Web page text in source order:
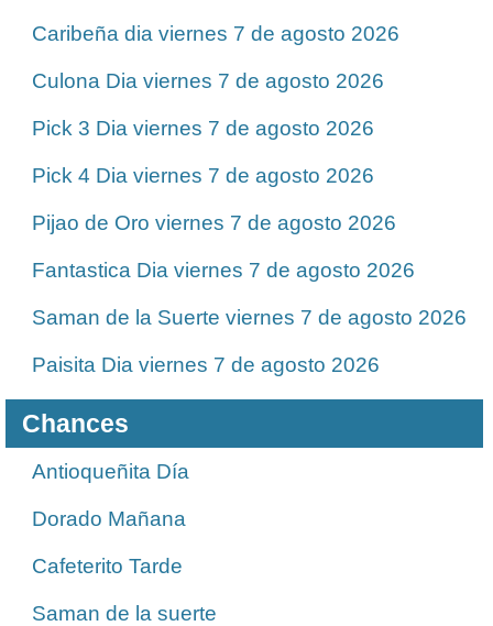
Caribeña dia viernes 7 de agosto 2026
Culona Dia viernes 7 de agosto 2026
Pick 3 Dia viernes 7 de agosto 2026
Pick 4 Dia viernes 7 de agosto 2026
Pijao de Oro viernes 7 de agosto 2026
Fantastica Dia viernes 7 de agosto 2026
Saman de la Suerte viernes 7 de agosto 2026
Paisita Dia viernes 7 de agosto 2026
Chances
Antioqueñita Día
Dorado Mañana
Cafeterito Tarde
Saman de la suerte